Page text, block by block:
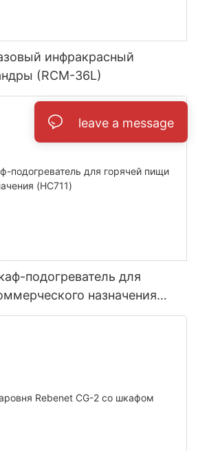
инфракрасный
(RCM-36L)
подогреватель для
назначения
leave a message